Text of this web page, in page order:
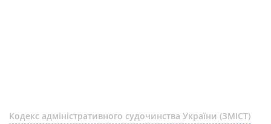
Кодекс адміністративного судочинства України (ЗМІСТ)